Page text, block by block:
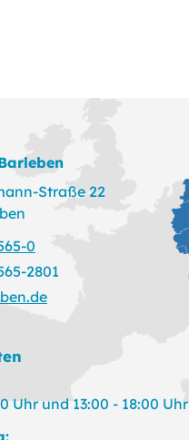
Straße 22
0
2801
Uhr und 13:00 - 18:00 Uhr